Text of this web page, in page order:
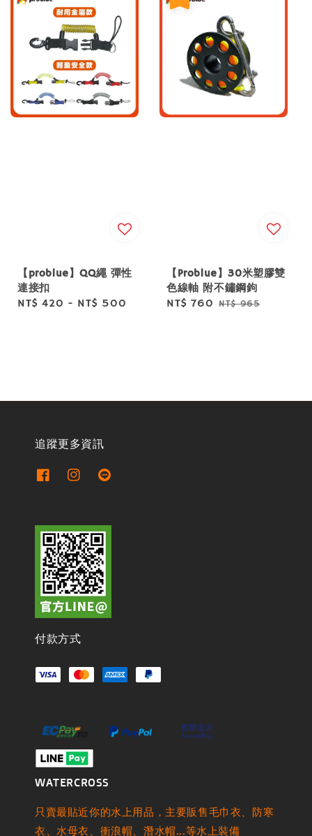
【problue】QQ繩 彈性
連接扣
Regular
NT$ 420 - NT$ 500
【Problue】30米塑膠雙
色線軸 附不鏽鋼鉤
Sale
NT$ 760 Regular
NT$ 965
追蹤更多資訊
付款方式
WATERCROSS
只賣最貼近你的水上用品，主要販售毛巾衣、防寒
衣、水母衣、衝浪帽、潛水帽...等水上裝備